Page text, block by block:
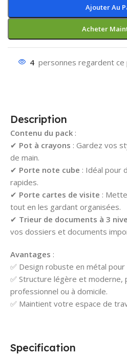
Ajouter Au
Acheter
4 personnes regardent ce
Description
Contenu du pack :
✔ Pot à crayons : Gardez vos
de main.
✔ Porte note cube : Idéal pour
rapides.
✔ Porte cartes de visite :
tout en les gardant organisées.
✔ Trieur de documents à 3
vos dossiers et documents
Avantages :
✅ Design robuste en métal
✅ Structure légère et moderne,
professionnel ou à domicile.
✅ Maintient votre espace de
Specification